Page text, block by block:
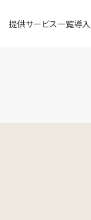
提供サービス一覧導